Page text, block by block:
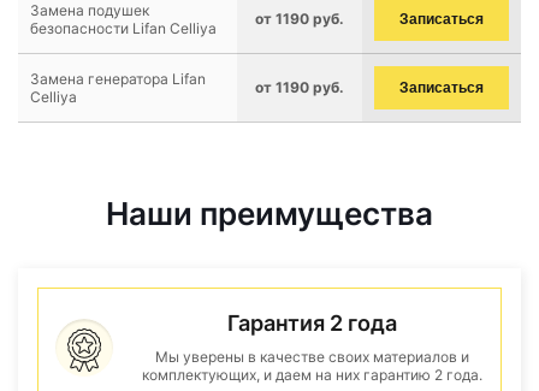
Замена подушек
безопасности Lifan Celliya
от 1190 руб. Записаться
Замена генератора Lifan
Celliya
от 1190 руб. Записаться
Наши преимущества
Гарантия 2 года
Мы уверены в качестве своих материалов и
комплектующих, и даем на них гарантию 2 года.